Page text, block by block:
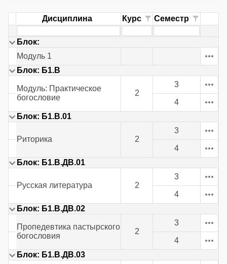
Дисциплина Курс Семестр
Блок:
Модуль 1
Блок: Б1.В
Модуль: Практическое
богословие
2
3
4
Блок: Б1.В.01
Риторика 2
3
4
Блок: Б1.В.ДВ.01
Русская литература 2
3
4
Блок: Б1.В.ДВ.02
Пропедевтика пастырского
богословия
2
3
4
Блок: Б1.В.ДВ.03